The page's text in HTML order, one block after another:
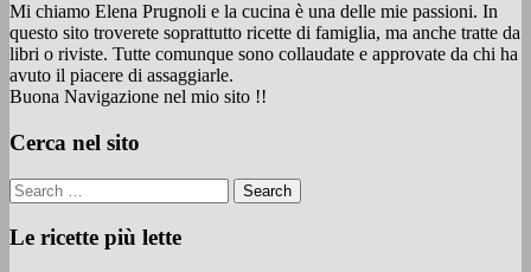
Mi chiamo Elena Prugnoli e la cucina è una delle mie passioni. In
questo sito troverete soprattutto ricette di famiglia, ma anche tratte da
libri o riviste. Tutte comunque sono collaudate e approvate da chi ha
avuto il piacere di assaggiarle.
Buona Navigazione nel mio sito !!
Cerca nel sito
Le ricette più lette